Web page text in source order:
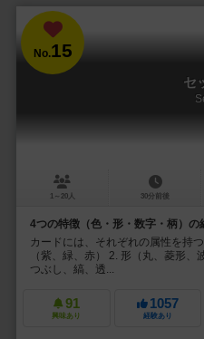
No.15
セ
1～20人 30分前後
4つの特徴（色・形・数字・柄）の
カードには、それぞれの属性を持
（紫、緑、赤） 2. 形（丸、菱形
つぶし、縞、透...
91
興味あり
1057
経験あり